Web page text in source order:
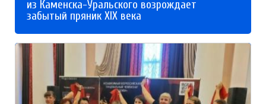
из Каменска-Уральского возрождает
забытый пряник XIX века